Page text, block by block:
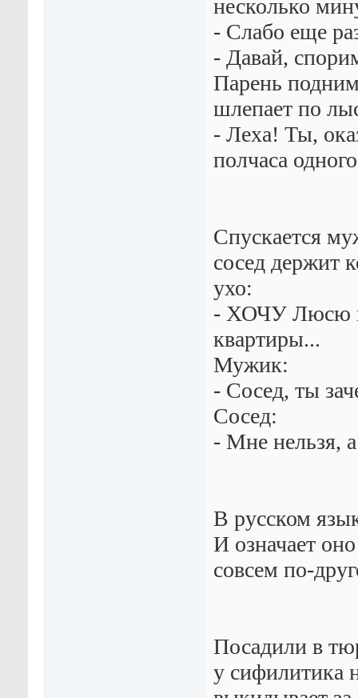
несколько
- Слабо еще
- Давай,
Парень
шлепает по
- Леха! Ты,
полчаса
Спускается
сосед держит
ухо:
- ХОЧУ Люсю
квартиры...
Мужик:
- Сосед, ты
Сосед:
- Мне нельзя,
В русском
И означает
совсем по-
Посадили в
у сифилитика